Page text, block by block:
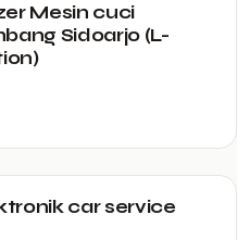
Mesin cuci
Sidoarjo (L-
car service